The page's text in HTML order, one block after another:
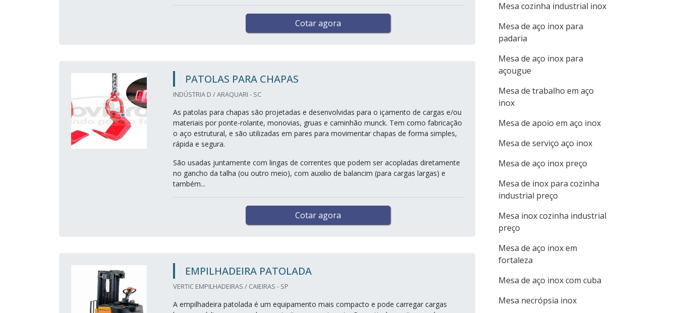
Cotar agora
PATOLAS PARA CHAPAS
INDÚSTRIA D / ARAQUARI - SC
As patolas para chapas são projetadas e desenvolvidas para o içamento de cargas e/ou
materiais por ponte-rolante, monovias, gruas e caminhão munck. Tem como fabricação
o aço estrutural, e são utilizadas em pares para movimentar chapas de forma simples,
rápida e segura.
São usadas juntamente com lingas de correntes que podem ser acopladas diretamente
no gancho da talha (ou outro meio), com auxilio de balancim (para cargas largas) e
também...
Cotar agora
EMPILHADEIRA PATOLADA
VERTIC EMPILHADEIRAS / CAIEIRAS - SP
A empilhadeira patolada é um equipamento mais compacto e pode carregar cargas
Mesa cozinha industrial inox
Mesa de aço inox para
padaria
Mesa de aço inox para
açougue
Mesa de trabalho em aço
inox
Mesa de apoio em aço inox
Mesa de serviço aço inox
Mesa de aço inox preço
Mesa de inox para cozinha
industrial preço
Mesa inox cozinha industrial
preço
Mesa de aço inox em
fortaleza
Mesa de aço inox com cuba
Mesa necrópsia inox